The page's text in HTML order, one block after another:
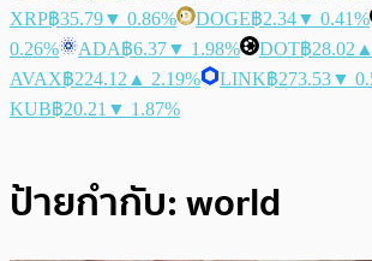
XRP฿35.79▼ 0.86% DOGE฿2.34▼ 0.41%
0.26%
ADA฿6.37▼ 1.98% DOT฿28.02
AVAX฿224.12 ▲ 2.19% LINK฿273.53▼
KUB฿20.21 ▼ 1.87%
ป้ายกำกับ:world